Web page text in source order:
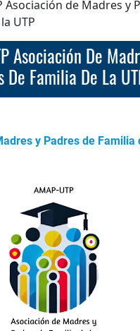
Asociación de Madres y
UTP
De Familia De La
y Padres de Familia